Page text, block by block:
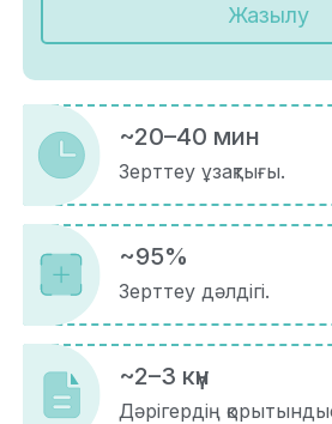
Жазылу
~20–40 мин
Зерттеу ұзақтығы.
~95%
Зерттеу дәлдігі.
~2–3 күн
Дәрігердің